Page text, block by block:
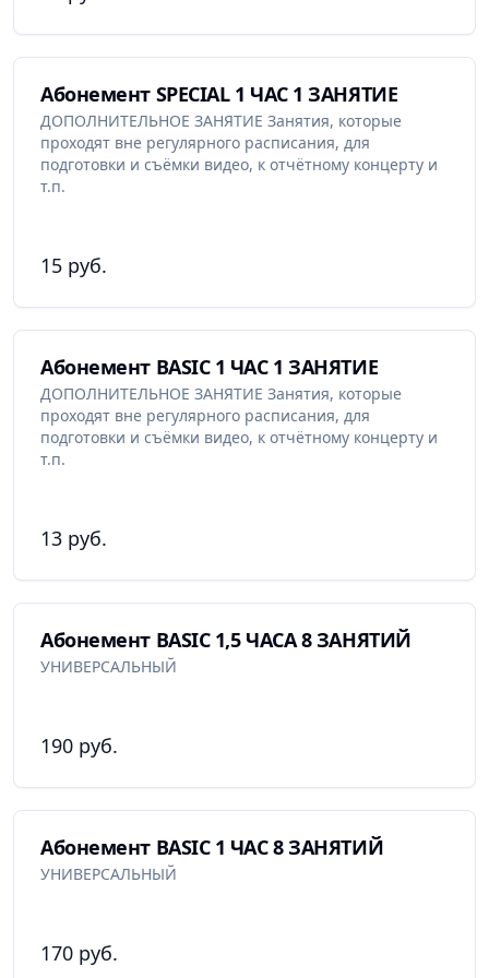
Fi для всех учеников, чтобы вы могли быть на связи
даже во время тренировок. Кроме того, у нас есть
подарочные сертификаты, которые могут стать
отличным подарком для ваших близких и друзей.
Если вы хотите освоить искусство танца, тоEl Gato
Dance Center - идеальное место для вас. Мы с
любовью к тому, что делаем, поможем вам раскрыть
Абонемент SPECIAL 1 ЧАС 1 ЗАНЯТИЕ
ДОПОЛНИТЕЛЬНОЕ ЗАНЯТИЕ Занятия, которые
проходят вне регулярного расписания, для
подготовки и съёмки видео, к отчётному концерту и
т.п.
15 руб.
Абонемент BASIC 1 ЧАС 1 ЗАНЯТИЕ
ДОПОЛНИТЕЛЬНОЕ ЗАНЯТИЕ Занятия, которые
проходят вне регулярного расписания, для
подготовки и съёмки видео, к отчётному концерту и
т.п.
13 руб.
Абонемент BASIC 1,5 ЧАСА 8 ЗАНЯТИЙ
УНИВЕРСАЛЬНЫЙ
190 руб.
Абонемент BASIC 1 ЧАС 8 ЗАНЯТИЙ
УНИВЕРСАЛЬНЫЙ
170 руб.